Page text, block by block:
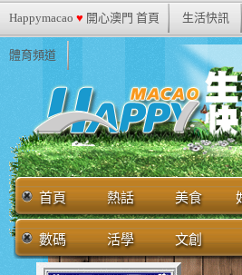
Happymacao ♥ 開心澳門 首頁 生活快訊
體育頻道
首頁 熱話 美食
數碼 活學 文創